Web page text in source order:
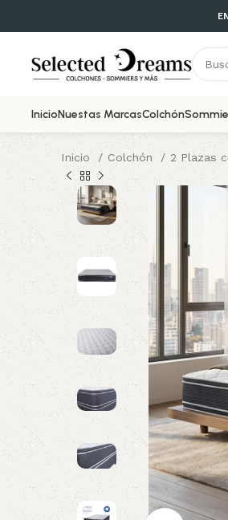
InicioNuestas MarcasColchón
Inicio Colchón 2 Plazas